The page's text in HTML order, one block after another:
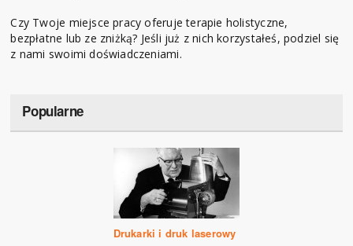
Czy Twoje miejsce pracy oferuje terapie holistyczne,
bezpłatne lub ze zniżką? Jeśli już z nich korzystałeś, podziel się
z nami swoimi doświadczeniami.
Popularne
Drukarki i druk laserowy